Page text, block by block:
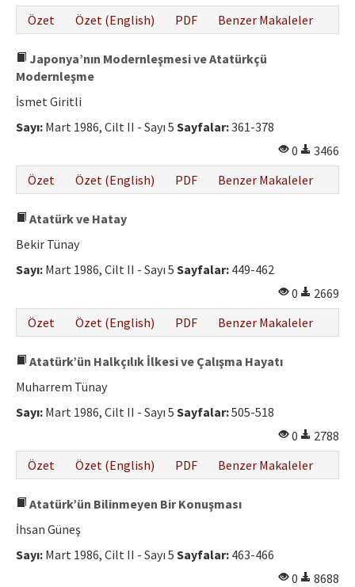
Özet
Özet (English) PDF Benzer Makaleler
Japonya’nın Modernleşmesi ve Atatürkçü
Modernleşme
İsmet Giritli
Sayı: Mart 1986, Cilt II - Sayı 5 Sayfalar:361-378
0
3466
Özet
Özet (English) PDF Benzer Makaleler
Atatürk ve Hatay
Bekir Tünay
Sayı: Mart 1986, Cilt II - Sayı 5 Sayfalar: 449-462
0
2669
Özet
Özet (English) PDF Benzer Makaleler
Atatürk’ün Halkçılık İlkesi ve Çalışma Hayatı
Muharrem Tünay
Sayı: Mart 1986, Cilt II - Sayı 5 Sayfalar:505-518
0
2788
Özet
Özet (English) PDF Benzer Makaleler
Atatürk’ün Bilinmeyen Bir Konuşması
İhsan Güneş
Sayı: Mart 1986, Cilt II - Sayı 5 Sayfalar: 463-466
0
8688